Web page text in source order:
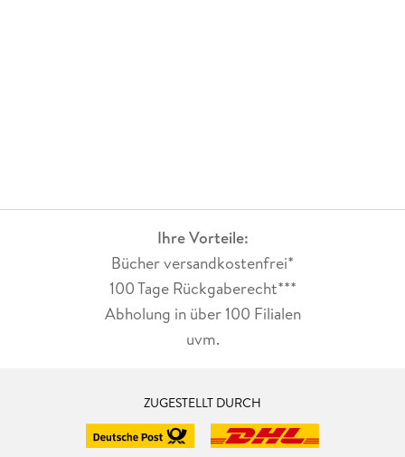
Ihre Vorteile:
Bücher versandkostenfrei*
100 Tage Rückgaberecht***
Abholung in über 100 Filialen
uvm.
ZUGESTELLT DURCH